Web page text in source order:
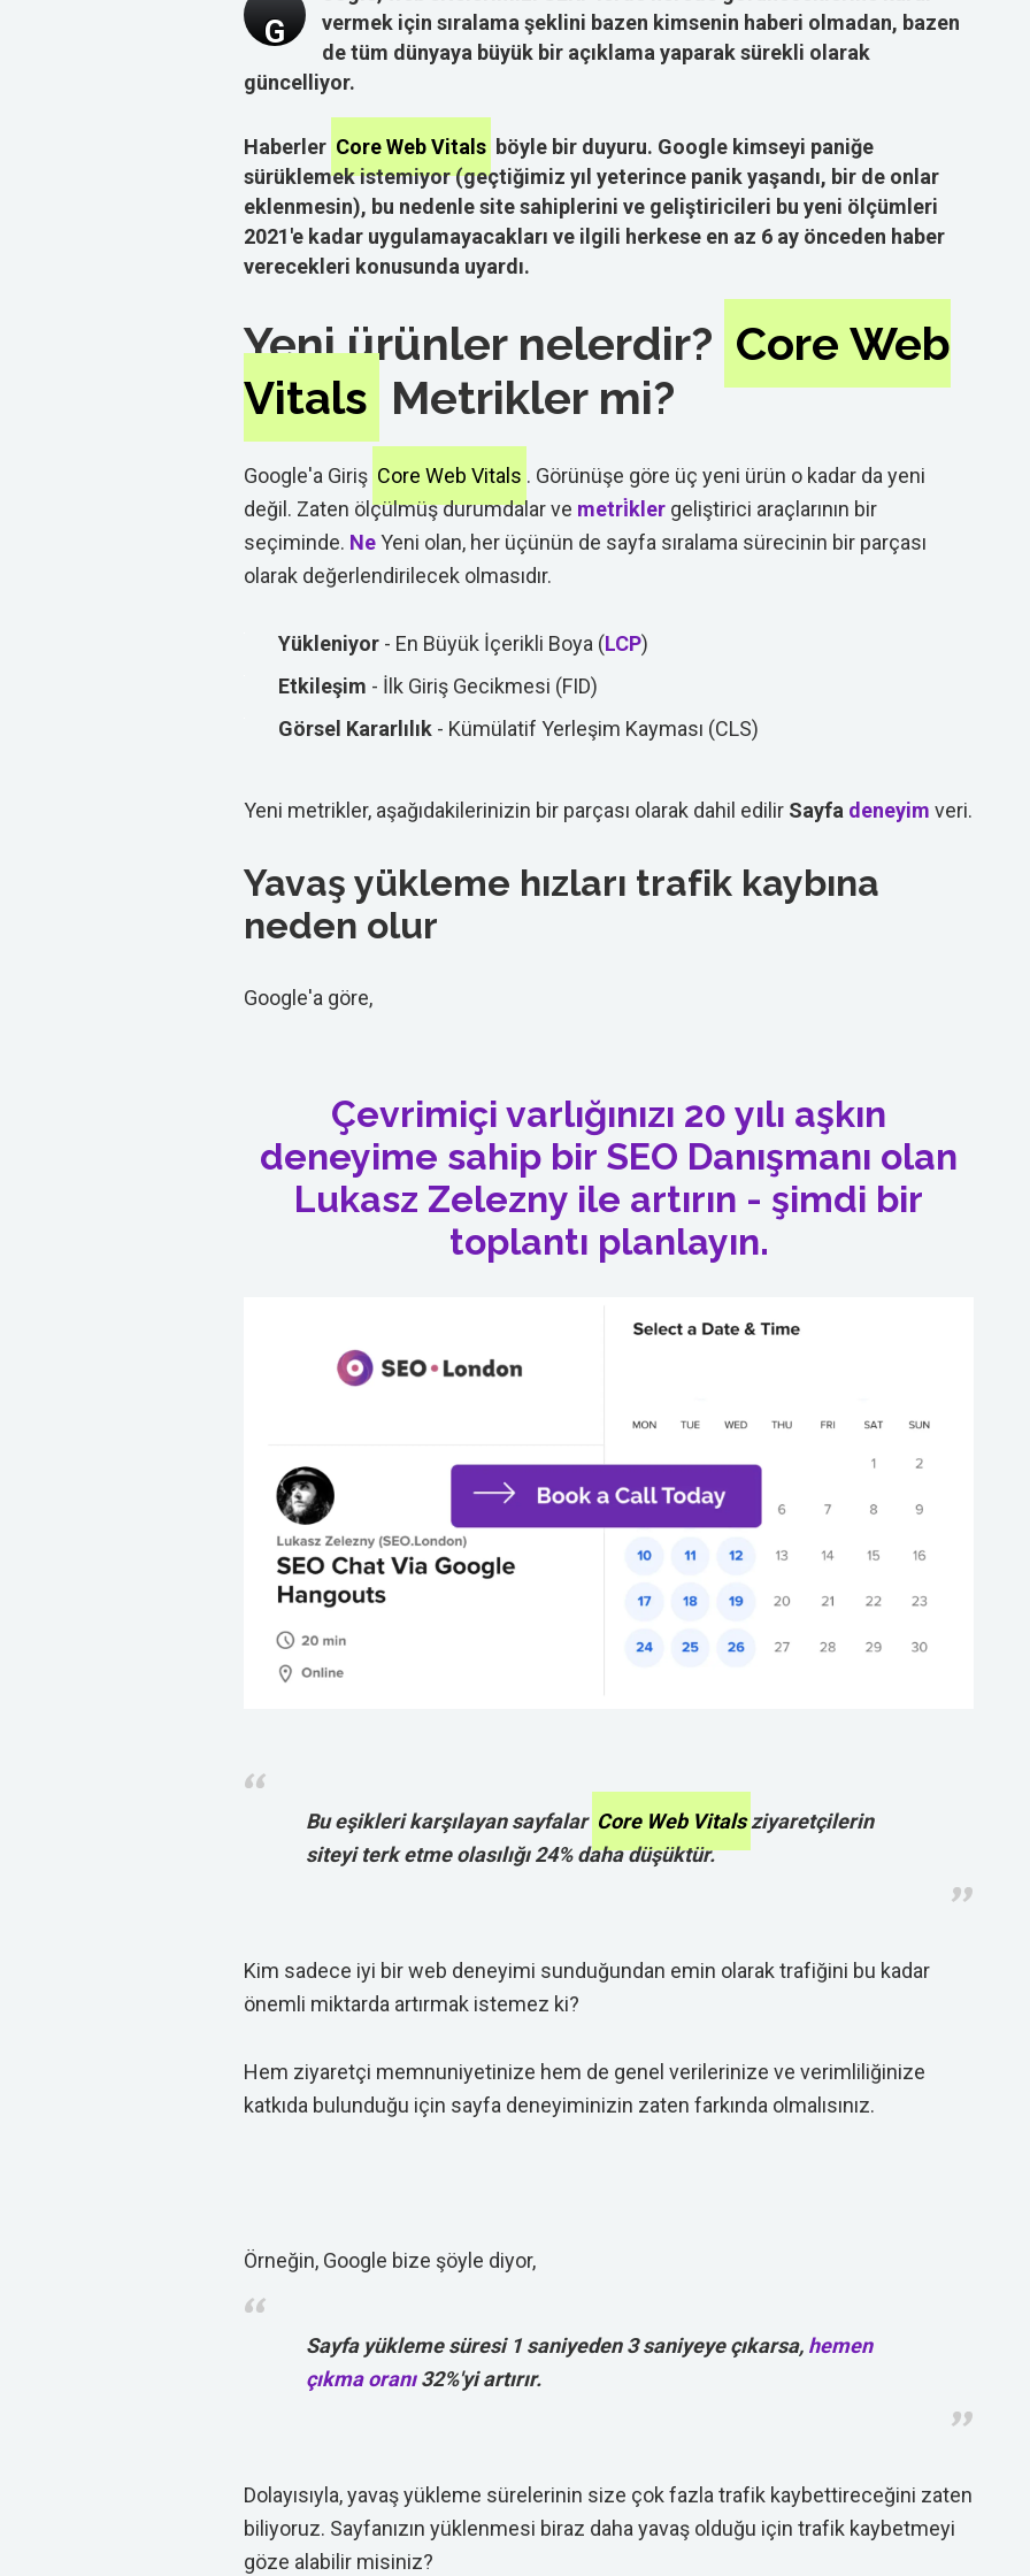
G
vermek için sıralama şeklini bazen kimsenin haberi olmadan, bazen
de tüm dünyaya büyük bir açıklama yaparak sürekli olarak
güncelliyor.
Haberler Core Web Vitals böyle bir duyuru. Google kimseyi paniğe
sürüklemek istemiyor (geçtiğimiz yıl yeterince panik yaşandı, bir de onlar
eklenmesin), bu nedenle site sahiplerini ve geliştiricileri bu yeni ölçümleri
2021'e kadar uygulamayacakları ve ilgili herkese en az 6 ay önceden haber
verecekleri konusunda uyardı.
Yeni ürünler nelerdir? Core Web
Vitals Metrikler mi?
Google'a Giriş Core Web Vitals . Görünüşe göre üç yeni ürün o kadar da yeni
değil. Zaten ölçülmüş durumdalar ve metri̇kler geliştirici araçlarının bir
seçiminde. NeYeni olan, her üçünün de sayfa sıralama sürecinin bir parçası
olarak değerlendirilecek olmasıdır.
Yükleniyor - En Büyük İçerikli Boya (LCP)
Etkileşim - İlk Giriş Gecikmesi (FID)
Görsel Kararlılık - Kümülatif Yerleşim Kayması (CLS)
Yeni metrikler, aşağıdakilerinizin bir parçası olarak dahil edilir Sayfa deneyim veri.
Yavaş yükleme hızları trafik kaybına
neden olur
Google'a göre,
Çevrimiçi varlığınızı 20 yılı aşkın
deneyime sahip bir SEO Danışmanı olan
Lukasz Zelezny ile artırın - şimdi bir
toplantı planlayın.
Bu eşikleri karşılayan sayfalar Core Web Vitalsziyaretçilerin
siteyi terk etme olasılığı 24% daha düşüktür.
Kim sadece iyi bir web deneyimi sunduğundan emin olarak trafiğini bu kadar
önemli miktarda artırmak istemez ki?
Hem ziyaretçi memnuniyetinize hem de genel verilerinize ve verimliliğinize
katkıda bulunduğu için sayfa deneyiminizin zaten farkında olmalısınız.
Örneğin, Google bize şöyle diyor,
Sayfa yükleme süresi 1 saniyeden 3 saniyeye çıkarsa, hemen
çıkma oranı32%'yi artırır.
Dolayısıyla, yavaş yükleme sürelerinin size çok fazla trafik kaybettireceğini zaten
biliyoruz. Sayfanızın yüklenmesi biraz daha yavaş olduğu için trafik kaybetmeyi
göze alabilir misiniz?